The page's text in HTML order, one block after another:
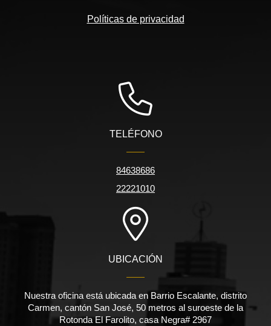
Políticas de privacidad
TELÉFONO
84638686
22221010
UBICACIÓN
Nuestra oficina está ubicada en Barrio Escalante, distrito
Carmen, cantón San José, 50 metros al suroeste de la
Rotonda El Farolito, casa Negra# 2967